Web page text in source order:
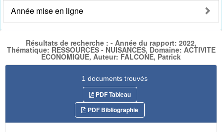
Année mise en ligne
Résultats de recherche : - Année du rapport: 2022,
Thématique: RESSOURCES - NUISANCES, Domaine: ACTIVITE
ECONOMIQUE, Auteur: FALCONE, Patrick
1 documents trouvés
PDF Tableau
PDF Bibliographie